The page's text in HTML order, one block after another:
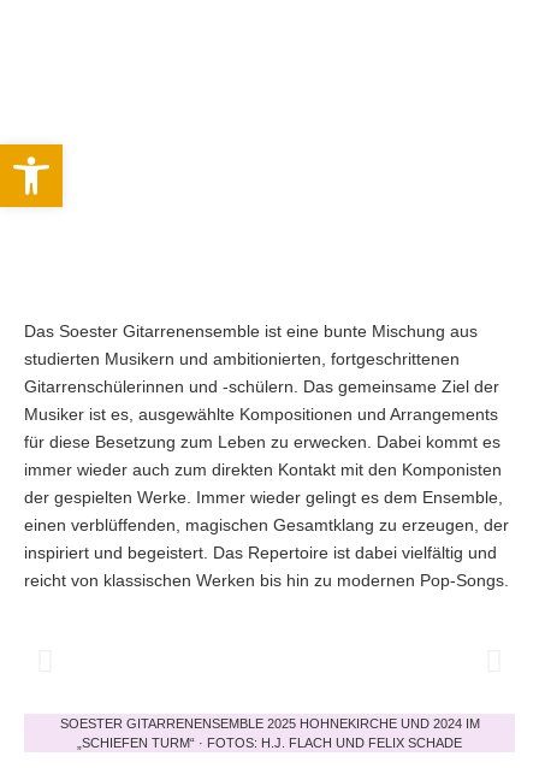
Das Soester Gitarrenensemble ist eine bunte Mischung aus
studierten Musikern und ambitionierten, fortgeschrittenen
Gitarrenschülerinnen und -schülern. Das gemeinsame Ziel der
Musiker ist es, ausgewählte Kompositionen und Arrangements
für diese Besetzung zum Leben zu erwecken. Dabei kommt es
immer wieder auch zum direkten Kontakt mit den Komponisten
der gespielten Werke. Immer wieder gelingt es dem Ensemble,
einen verblüffenden, magischen Gesamtklang zu erzeugen, der
inspiriert und begeistert. Das Repertoire ist dabei vielfältig und
reicht von klassischen Werken bis hin zu modernen Pop-Songs.
SOESTER GITARRENENSEMBLE 2025 HOHNEKIRCHE UND 2024 IM
„SCHIEFEN TURM“ · FOTOS: H.J. FLACH UND FELIX SCHADE
Werkzeugleiste öffnen